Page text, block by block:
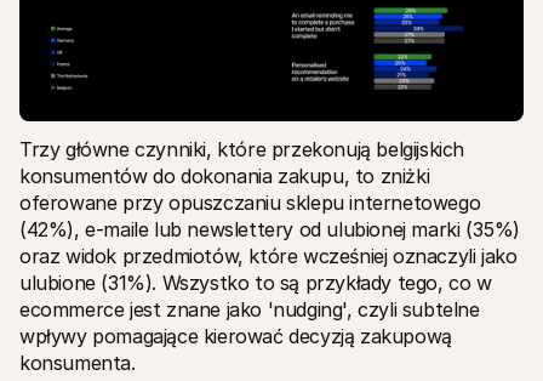
Trzy główne czynniki, które przekonują belgijskich
konsumentów do dokonania zakupu, to zniżki
oferowane przy opuszczaniu sklepu internetowego
(42%), e-maile lub newslettery od ulubionej marki (35%)
oraz widok przedmiotów, które wcześniej oznaczyli jako
ulubione (31%). Wszystko to są przykłady tego, co w
ecommerce jest znane jako 'nudging', czyli subtelne
wpływy pomagające kierować decyzją zakupową
konsumenta.